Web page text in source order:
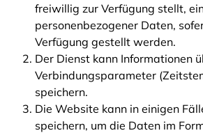
freiwillig zur Verfügung stellt,
personenbezogener Daten,
Verfügung gestellt werden.
Der Dienst kann Informationen
Verbindungsparameter
speichern.
Die Website kann in einigen
speichern, um die Daten im